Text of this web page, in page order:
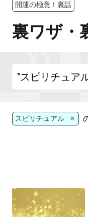
開運の極意！裏話
裏ワザ・
スピリチュアル ×